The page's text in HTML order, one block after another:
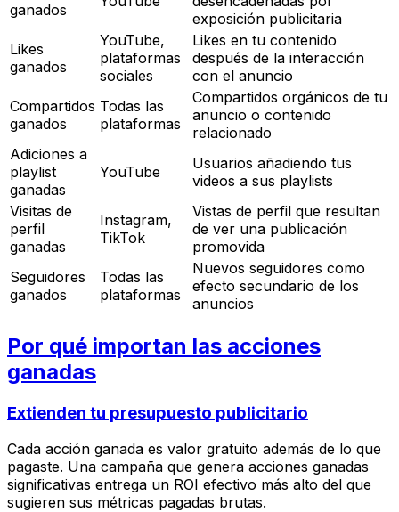
ganados
exposición publicitaria
Likes
ganados
YouTube,
plataformas
sociales
Likes en tu contenido
después de la interacción
con el anuncio
Compartidos
ganados
Todas las
plataformas
Compartidos orgánicos de tu
anuncio o contenido
relacionado
Adiciones a
playlist
ganadas
YouTube
Usuarios añadiendo tus
videos a sus playlists
Visitas de
perfil
ganadas
Instagram,
TikTok
Vistas de perfil que resultan
de ver una publicación
promovida
Seguidores
ganados
Todas las
plataformas
Nuevos seguidores como
efecto secundario de los
anuncios
Por qué importan las acciones
ganadas
Extienden tu presupuesto publicitario
Cada acción ganada es valor gratuito además de lo que
pagaste. Una campaña que genera acciones ganadas
significativas entrega un ROI efectivo más alto del que
sugieren sus métricas pagadas brutas.